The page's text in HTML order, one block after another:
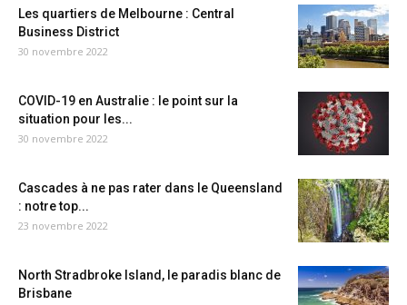
Les quartiers de Melbourne : Central
Business District
30 novembre 2022
COVID-19 en Australie : le point sur la
situation pour les...
30 novembre 2022
Cascades à ne pas rater dans le Queensland
: notre top...
23 novembre 2022
North Stradbroke Island, le paradis blanc de
Brisbane